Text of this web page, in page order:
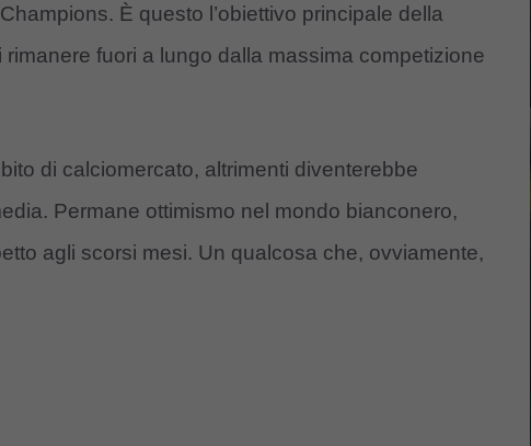
È questo l’obiettivo principale della
rimanere fuori a lungo dalla massima competizione
di calciomercato, altrimenti diventerebbe
Permane ottimismo nel mondo bianconero,
agli scorsi mesi. Un qualcosa che, ovviamente,